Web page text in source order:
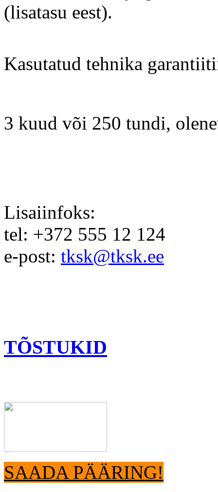
(lisatasu eest).
Kasutatud tehnika
3 kuud või 250 tundi,
Lisaiinfoks:
tel: +372 555 12 124
e-post: tksk@tksk.ee
TÕSTUKID
SAADA PÄÄRING!